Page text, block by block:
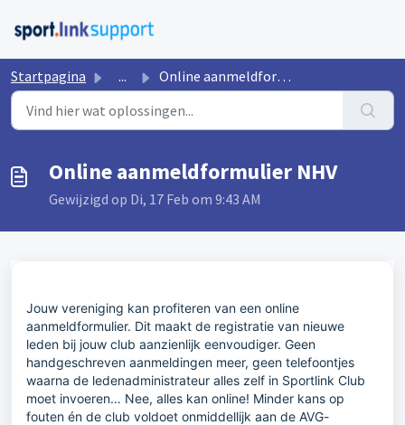
Startpagina ... Online aanmeldformulier NHV
Online aanmeldformulier NHV
Gewijzigd op Di, 17 Feb om 9:43 AM
Jouw vereniging kan profiteren van een online
aanmeldformulier. Dit maakt de registratie van nieuwe
leden bij jouw club aanzienlijk eenvoudiger. Geen
handgeschreven aanmeldingen meer, geen telefoontjes
waarna de ledenadministrateur alles zelf in Sportlink Club
moet invoeren… Nee, alles kan online! Minder kans op
fouten én de club voldoet onmiddellijk aan de AVG-